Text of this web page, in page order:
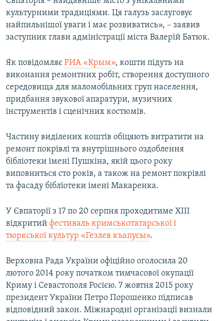
СВІДЧЕННЯ ОКУПАЦІЇ
УКРАЇНСЬКА ПРОБЛЕМА КРИМУ
Русский
Qırımtatar
Усі сайти RFE/RL
культурними традиціями. Ця галузь заслуговує
найпильнішої уваги і має розвиватись», – заявив
заступник глави адміністрації міста Валерій Батюк.
Як повідомляє РИА «Крым», кошти підуть на
виконання ремонтних робіт, створення доступного
середовища для маломобільних груп населення,
придбання звукової апаратури, музичних
інструментів і сценічних костюмів.
Частину виділених коштів обіцяють витратити на
ремонт покрівлі та внутрішнього оздоблення
бібліотеки імені Пушкіна, якій цього року
виповниться сто років, а також на ремонт покрівлі
та фасаду бібліотеки імені Макаренка.
У Євпаторії з 17 по 20 серпня проходитиме ХІІІ
відкритий фестиваль кримськотатарської і
тюркської культур «Гезлев къапусы».
Верховна Рада України офіційно оголосила 20
лютого 2014 року початком тимчасової окупації
Криму і Севастополя Росією. 7 жовтня 2015 року
президент України Петро Порошенко підписав
відповідний закон. Міжнародні організації визнали